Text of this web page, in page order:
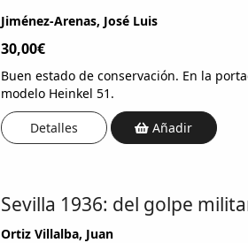
Jiménez-Arenas, José Luis
30,00€
Buen estado de conservación. En la
modelo Heinkel 51.
Detalles Añadir
Sevilla 1936: del golpe
Ortiz Villalba, Juan